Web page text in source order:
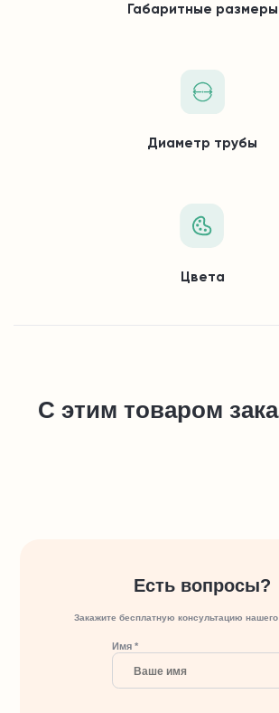
Габаритные размеры
Диаметр трубы
Цвета
С этим товаром
Есть вопросы?
Закажите бесплатную консультацию
Имя *